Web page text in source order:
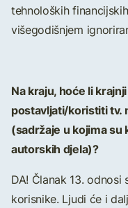
tehnoloških
višegodišnjem
Na kraju, hoće li
postavljati/koristiti tv.
(sadržaje u kojima
autorskih djela)?
DA! Članak 13. odnosi
korisnike. Ljudi će i